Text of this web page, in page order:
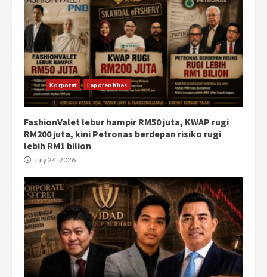
Korporat Laporan Khas
FashionValet lebur hampir RM50 juta, KWAP rugi
RM200 juta, kini Petronas berdepan risiko rugi
lebih RM1 bilion
July 24, 2026